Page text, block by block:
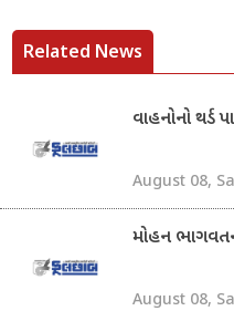
Related News
વાહનોનો થર્ડ
August 08,
મોહન
August 08,